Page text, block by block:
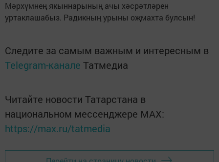
Мәрхүмнең якыннарының ачы хәсрәтләрен
уртаклашабыз. Радикның урыны оҗмахта булсын!
Следите за самым важным и интересным в
Telegram-канале Татмедиа
Читайте новости Татарстана в
национальном мессенджере MАХ:
https://max.ru/tatmedia